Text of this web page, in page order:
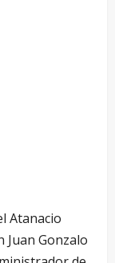
Atanacio
Juan Gonzalo